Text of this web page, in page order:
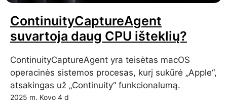
ContinuityCaptureAgent
suvartoja daug CPU išteklių?
ContinuityCaptureAgent yra teisėtas macOS
operacinės sistemos procesas, kurį sukūrė „Apple“,
atsakingas už „Continuity“ funkcionalumą.
2025 m. Kovo 4 d